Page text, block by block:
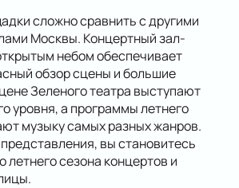
сложно сравнить с другими
Москвы. Концертный зал-
небом обеспечивает
обзор сцены и большие
Зеленого театра выступают
уровня, а программы летнего
музыку самых разных жанров.
вы становитесь
сезона концертов и